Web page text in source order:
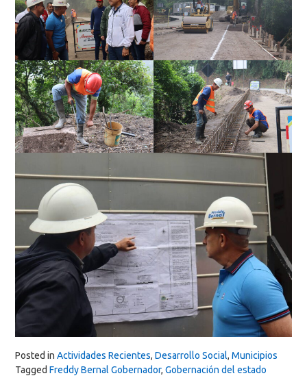
Posted in Actividades Recientes, Desarrollo Social, Municipios
Tagged Freddy Bernal Gobernador, Gobernación del estado